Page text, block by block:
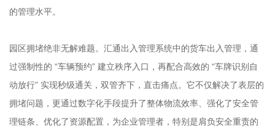
的管理水平。
园区拥堵绝非无解难题。汇通出入管理系统中的货车出入管理，通
过强制性的 “车辆预约” 建立秩序入口，再配合高效的 “车牌识别自
动放行” 实现秒级通关，双管齐下，直击痛点。它不仅解决了表层的
拥堵问题，更通过数字化手段提升了整体物流效率、强化了安全管
理链条、优化了资源配置，为企业管理者，特别是肩负安全重责的